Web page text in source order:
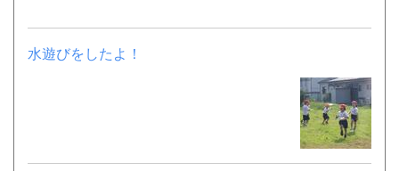
水遊びをしたよ！